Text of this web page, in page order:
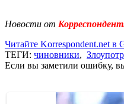
Новости от
Читайте Korrespondent.net в
ТЕГИ: чиновники,
Если вы заметили ошибку,